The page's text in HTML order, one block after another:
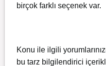
birçok farklı seçenek var.
Konu ile ilgili
bu tarz bilgilendirici